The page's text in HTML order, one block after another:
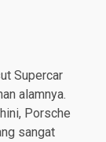
Supercar
alamnya.
Porsche
sangat